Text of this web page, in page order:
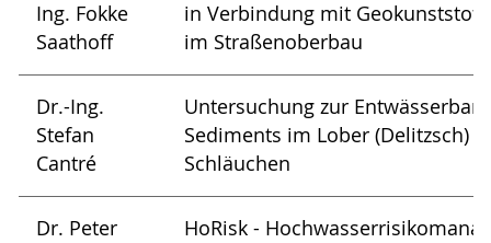
Ing. Fokke
Saathoff
in Verbindung mit
im Straßenoberbau
Dr.-Ing.
Stefan
Cantré
Untersuchung zur
Sediments im Lober (Delitzsch)
Schläuchen
Dr. Peter
HoRisk -